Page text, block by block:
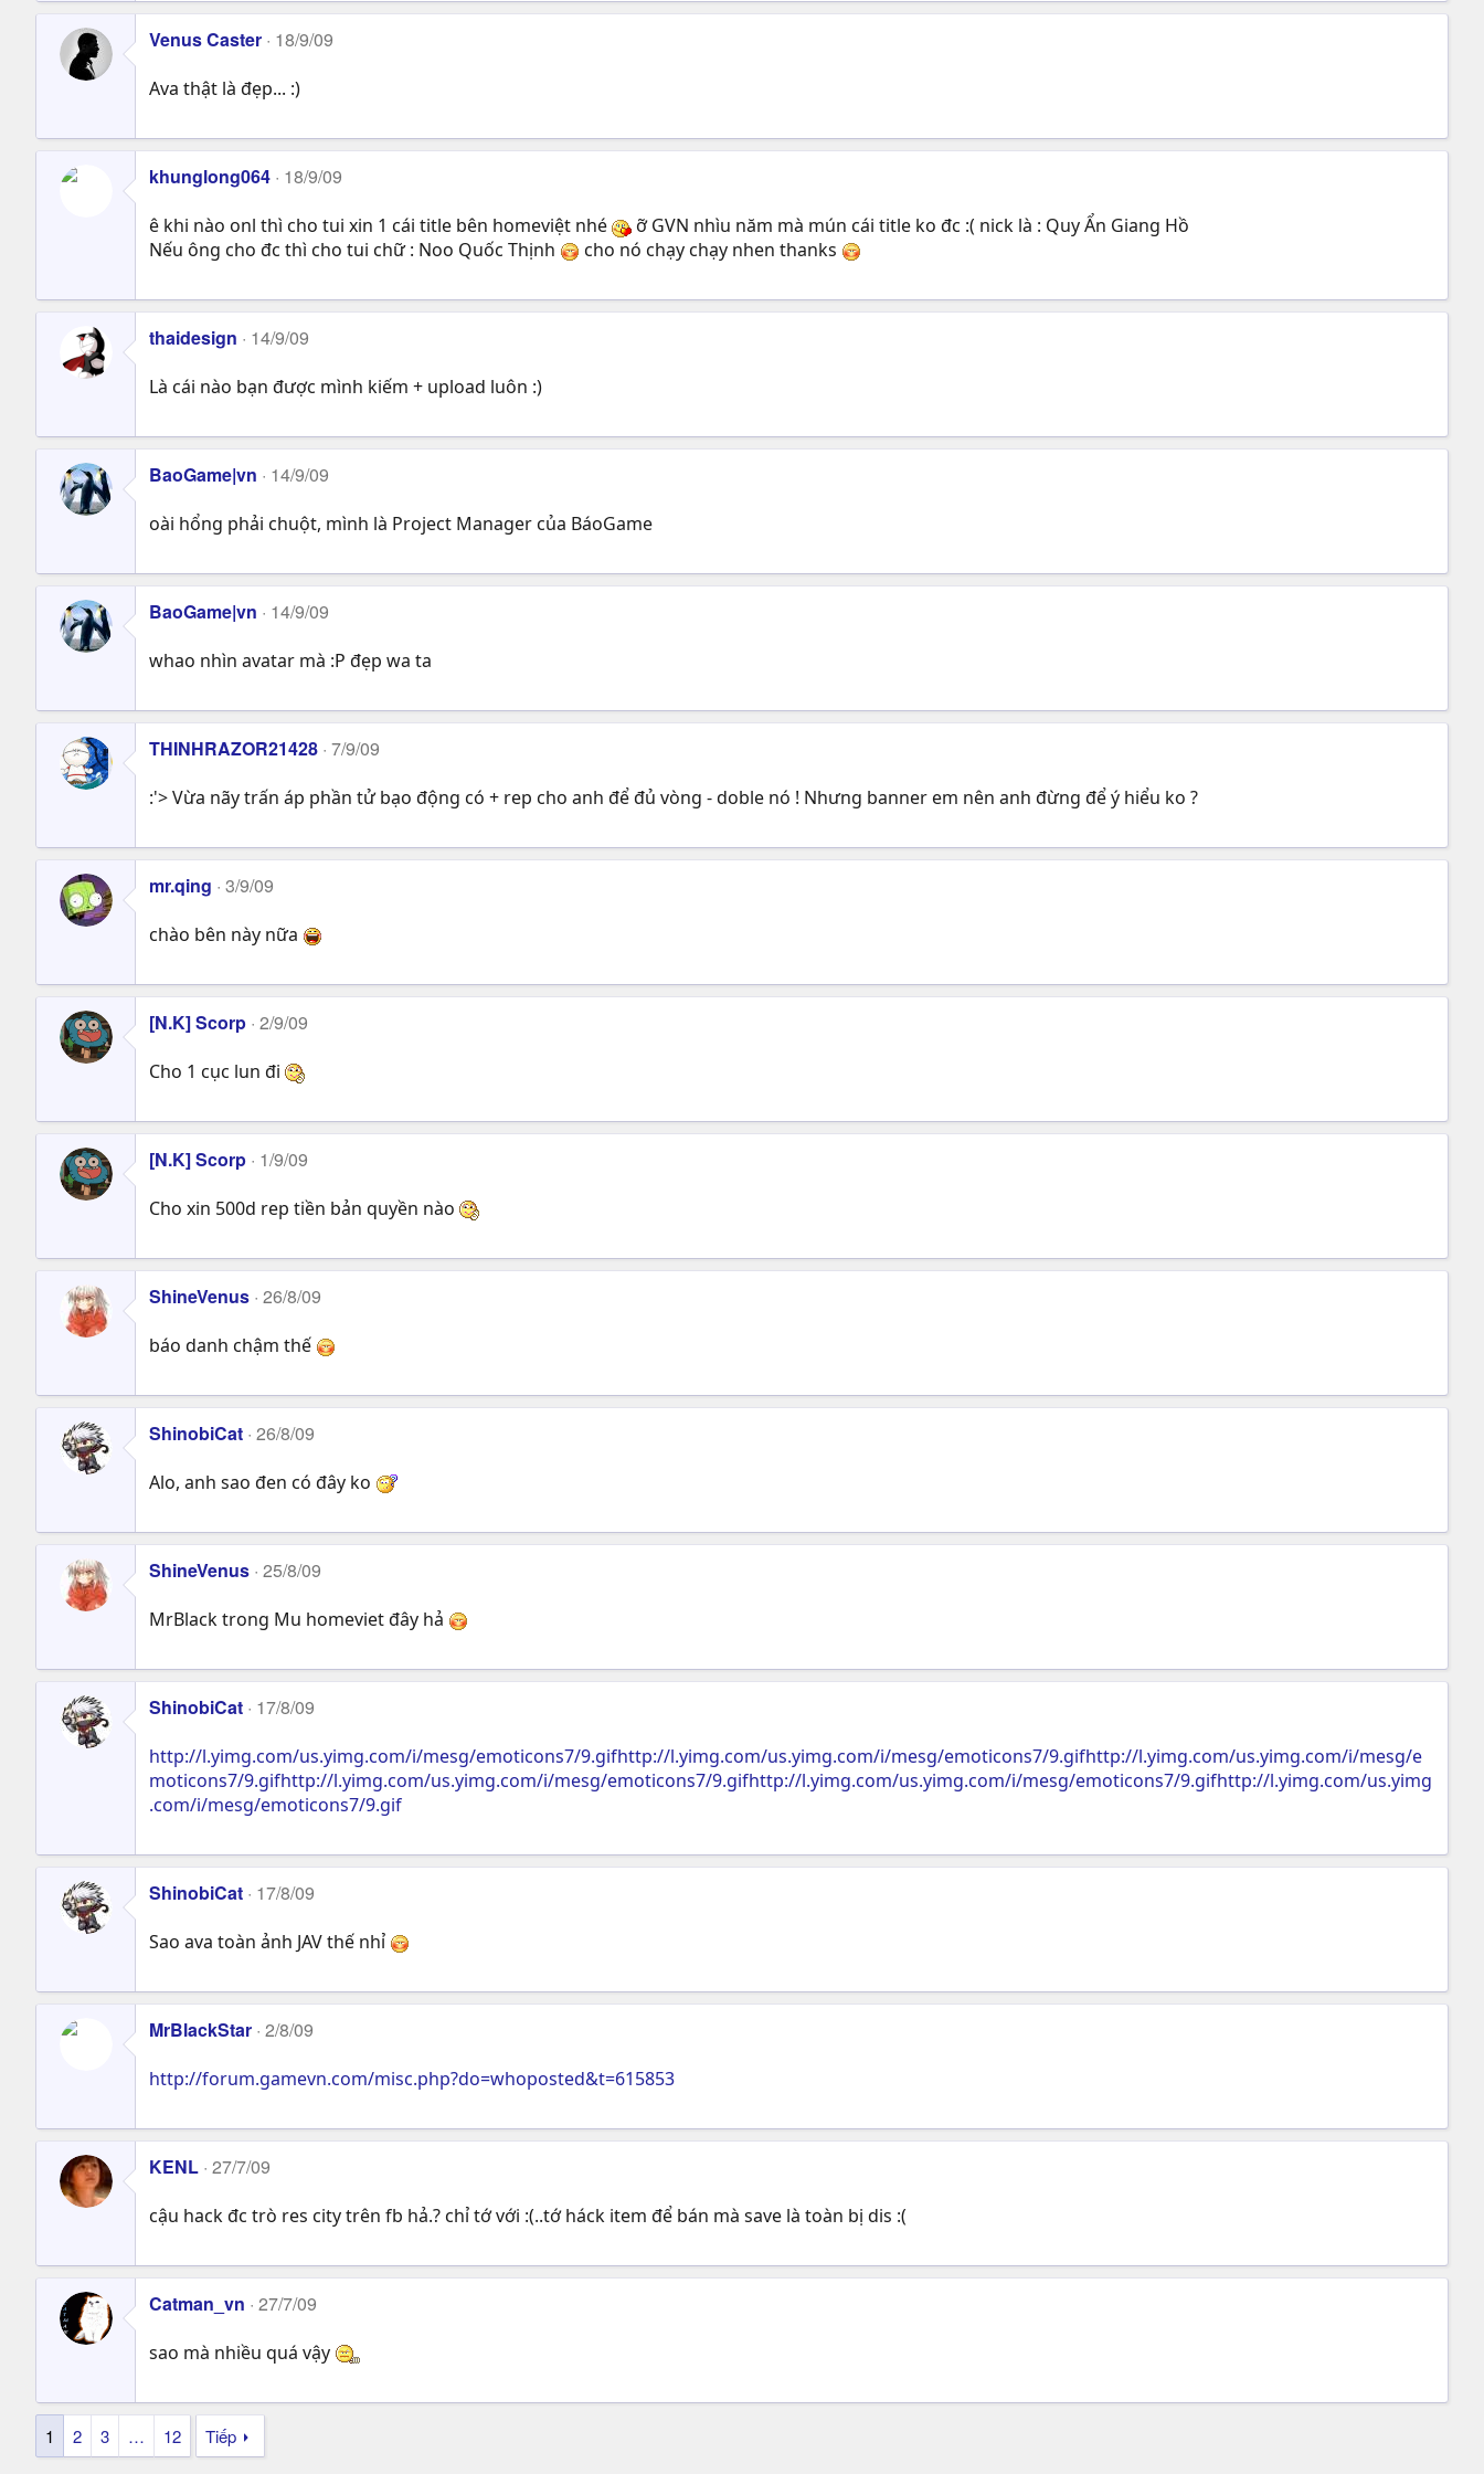
Venus Caster 18/9/09
Ava thật là đẹp... :)
khunglong064 18/9/09
ê khi nào onl thì cho tui xin 1 cái title bên homeviệt nhé
ỡ GVN nhìu năm mà mún cái title ko đc :( nick là : Quy Ẩn Giang Hồ
Nếu ông cho đc thì cho tui chữ : Noo Quốc Thịnh
cho nó chạy chạy nhen thanks
thaidesign 14/9/09
Là cái nào bạn được mình kiếm + upload luôn :)
BaoGame|vn 14/9/09
oài hổng phải chuột, mình là Project Manager của BáoGame
BaoGame|vn 14/9/09
whao nhìn avatar mà :P đẹp wa ta
THINHRAZOR21428 7/9/09
:'> Vừa nãy trấn áp phần tử bạo động có + rep cho anh để đủ vòng - doble nó ! Nhưng banner em nên anh đừng để ý hiểu ko ?
mr.qing 3/9/09
chào bên này nữa
[N.K] Scorp 2/9/09
Cho 1 cục lun đi
[N.K] Scorp 1/9/09
Cho xin 500d rep tiền bản quyền nào
ShineVenus 26/8/09
báo danh chậm thế
ShinobiCat 26/8/09
Alo, anh sao đen có đây ko
ShineVenus 25/8/09
MrBlack trong Mu homeviet đây hả
ShinobiCat 17/8/09
http://l.yimg.com/us.yimg.com/i/mesg/emoticons7/9.gifhttp://l.yimg.com/us.yimg.com/i/mesg/emoticons7/9.gifhttp://l.yimg.com/us.yimg.com/i/mesg/e
moticons7/9.gifhttp://l.yimg.com/us.yimg.com/i/mesg/emoticons7/9.gifhttp://l.yimg.com/us.yimg.com/i/mesg/emoticons7/9.gifhttp://l.yimg.com/us.yimg
.com/i/mesg/emoticons7/9.gif
ShinobiCat 17/8/09
Sao ava toàn ảnh JAV thế nhỉ
MrBlackStar 2/8/09
http://forum.gamevn.com/misc.php?do=whoposted&t=615853
KENL 27/7/09
cậu hack đc trò res city trên fb hả.? chỉ tớ với :(..tớ háck item để bán mà save là toàn bị dis :(
Catman_vn 27/7/09
sao mà nhiều quá vậy
1 2 3 … 12 Tiếp